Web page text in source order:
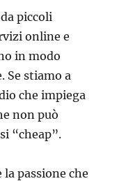
piccoli
online e
in modo
Se stiamo a
che impiega
non può
“cheap”.
passione che